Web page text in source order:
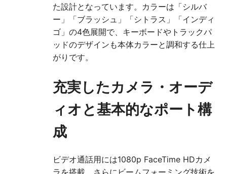
た設計となっています。カラーは「シルバ
ー」「ブラッシュ」「シトラス」「インディ
ゴ」の4色展開で、キーボードやトラックパ
ッドのデザインも本体カラーと調和する仕上
がりです。
充実したカメラ・オーデ
ィオと基本的なポート構
成
ビデオ通話用には1080p FaceTime HDカメ